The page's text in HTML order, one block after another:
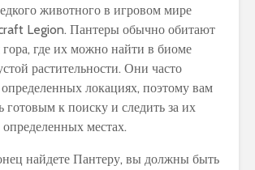
животного в игровом мире
Legion. Пантеры обычно обитают
гора, где их можно найти в биоме
растительности. Они часто
локациях, поэтому вам
готовым к поиску и следить за их
местах.
найдете Пантеру, вы должны быть